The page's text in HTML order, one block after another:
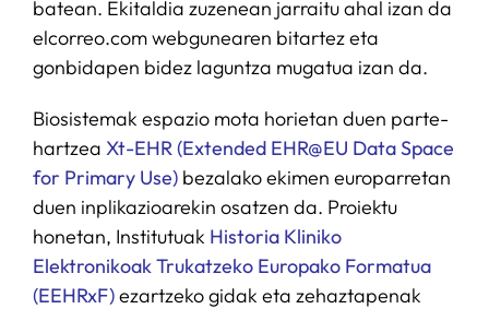
batean. Ekitaldia zuzenean jarraitu ahal izan da
elcorreo.com webgunearen bitartez eta
gonbidapen bidez laguntza mugatua izan da.
Biosistemak espazio mota horietan duen parte-
hartzea Xt-EHR (Extended EHR@EU Data Space
for Primary Use)bezalako ekimen europarretan
duen inplikazioarekin osatzen da. Proiektu
honetan, Institutuak Historia Kliniko
Elektronikoak Trukatzeko Europako Formatua
(EEHRxF)ezartzeko gidak eta zehaztapenak